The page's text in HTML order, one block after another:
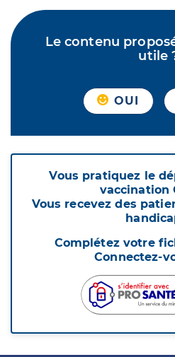
Le contenu
utile
OUI
Vous pratiquez le
vaccination
Vous recevez des
Complétez votre
Connectez-